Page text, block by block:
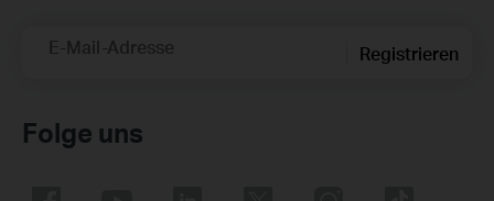
E-Mail-Adresse Registrieren
Folge uns